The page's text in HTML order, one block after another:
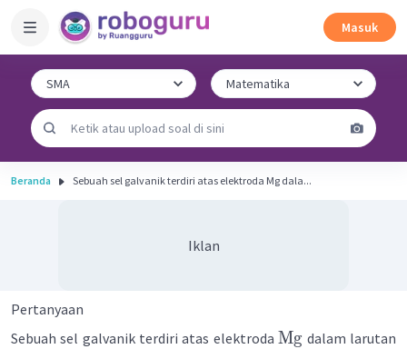
Masuk
Beranda Sebuah sel galvanik terdiri atas elektroda Mg dala...
Iklan
Pertanyaan
Sebuah sel galvanik terdiri atas elektrodaMg dalam larutan